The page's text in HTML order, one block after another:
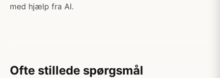
med hjælp fra AI.
Ofte stillede spørgsmål